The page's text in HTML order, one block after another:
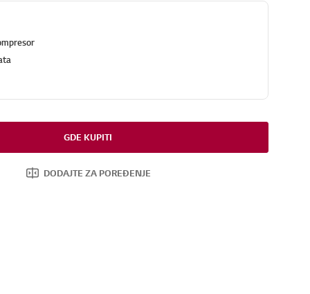
GDE KUPITI
DODAJTE ZA POREĐENJE